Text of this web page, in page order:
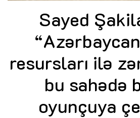
Sayed
resursları ilə
bu sahədə
oyunçuya